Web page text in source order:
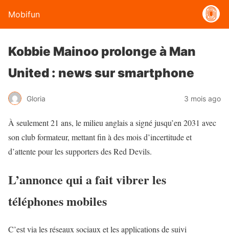
Mobifun
Kobbie Mainoo prolonge à Man
United : news sur smartphone
Gloria 3 mois ago
À seulement 21 ans, le milieu anglais a signé jusqu’en 2031 avec
son club formateur, mettant fin à des mois d’incertitude et
d’attente pour les supporters des Red Devils.
L’annonce qui a fait vibrer les
téléphones mobiles
C’est via les réseaux sociaux et les applications de suivi